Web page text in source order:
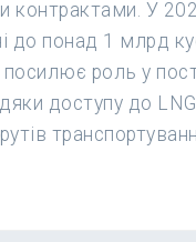
контрактами. У
до понад 1 млрд
роль у
доступу до